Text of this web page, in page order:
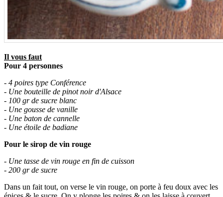
Il vous faut
Pour 4 personnes
- 4 poires type Conférence
- Une bouteille de pinot noir d'Alsace
- 100 gr de sucre blanc
- Une gousse de vanille
- Une baton de cannelle
- Une étoile de badiane
Pour le sirop de vin rouge
- Une tasse de vin rouge en fin de cuisson
- 200 gr de sucre
Dans un fait tout, on verse le vin rouge, on porte à feu doux avec les